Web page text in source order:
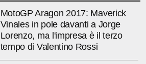
MotoGP Aragon 2017: Maverick
Vinales in pole davanti a Jorge
Lorenzo, ma l'impresa è il terzo
tempo di Valentino Rossi